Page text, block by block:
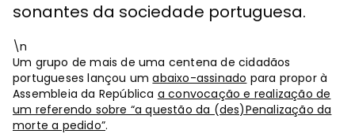
sonantes da sociedade portuguesa.
\n
Um grupo de mais de uma centena de cidadãos
portugueses lançou umabaixo-assinado para propor à
Assembleia da República a convocação e realização de
um referendo sobre “a questão da (des)Penalização da
morte a pedido”.